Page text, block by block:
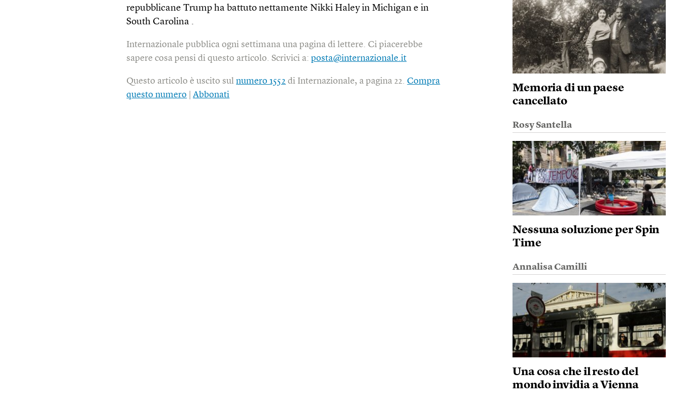
repubblicane Trump ha battuto nettamente Nikki Haley in Michigan e in
South Carolina .
Internazionale pubblica ogni settimana una pagina di lettere. Ci piacerebbe
sapere cosa pensi di questo articolo. Scrivici a:posta@internazionale.it
Questo articolo è uscito sulnumero 1552 di Internazionale, a pagina 22.Compra
questo numero |Abbonati
Memoria di un paese
cancellato
Rosy Santella
Nessuna soluzione per Spin
Time
Annalisa Camilli
Una cosa che il resto del
mondo invidia a Vienna